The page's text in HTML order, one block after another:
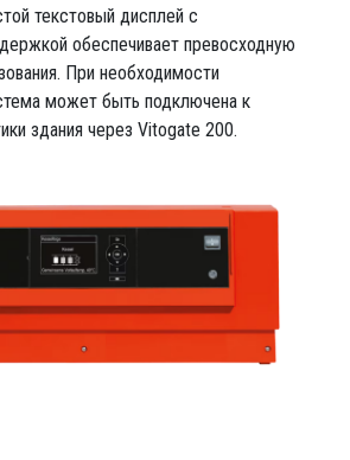
текстовый дисплей с
обеспечивает превосходную
При необходимости
может быть подключена к
здания через Vitogate 200.